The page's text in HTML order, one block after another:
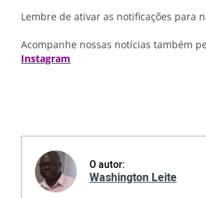
Lembre de ativar as notificações para
Acompanhe nossas notícias também
Instagram
O autor:
Washington Leite